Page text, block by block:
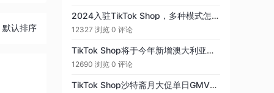
默认排序
2024入驻TikTok Shop，多种模式怎么选？
12327 浏览 0 评论
TikTok Shop将于今年新增澳大利亚、日韩等八大新站点
12690 浏览 0 评论
TikTok Shop沙特斋月大促单日GMV最高增长173\%